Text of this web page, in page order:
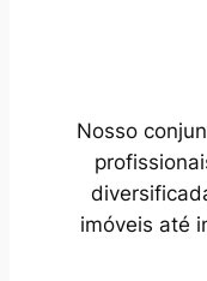
Nosso
imóveis até